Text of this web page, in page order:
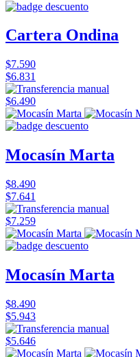
Cartera Ondina
$7.590
$6.831
$6.490
Mocasín Marta
$8.490
$7.641
$7.259
Mocasín Marta
$8.490
$5.943
$5.646